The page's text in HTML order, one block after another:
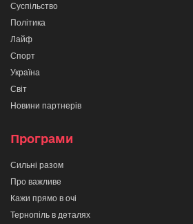
Суспільство
Політика
Лайф
Спорт
Україна
Світ
Новини партнерів
Програми
Сильні разом
Про важливе
Кажи прямо в очі
Тернопіль в деталях